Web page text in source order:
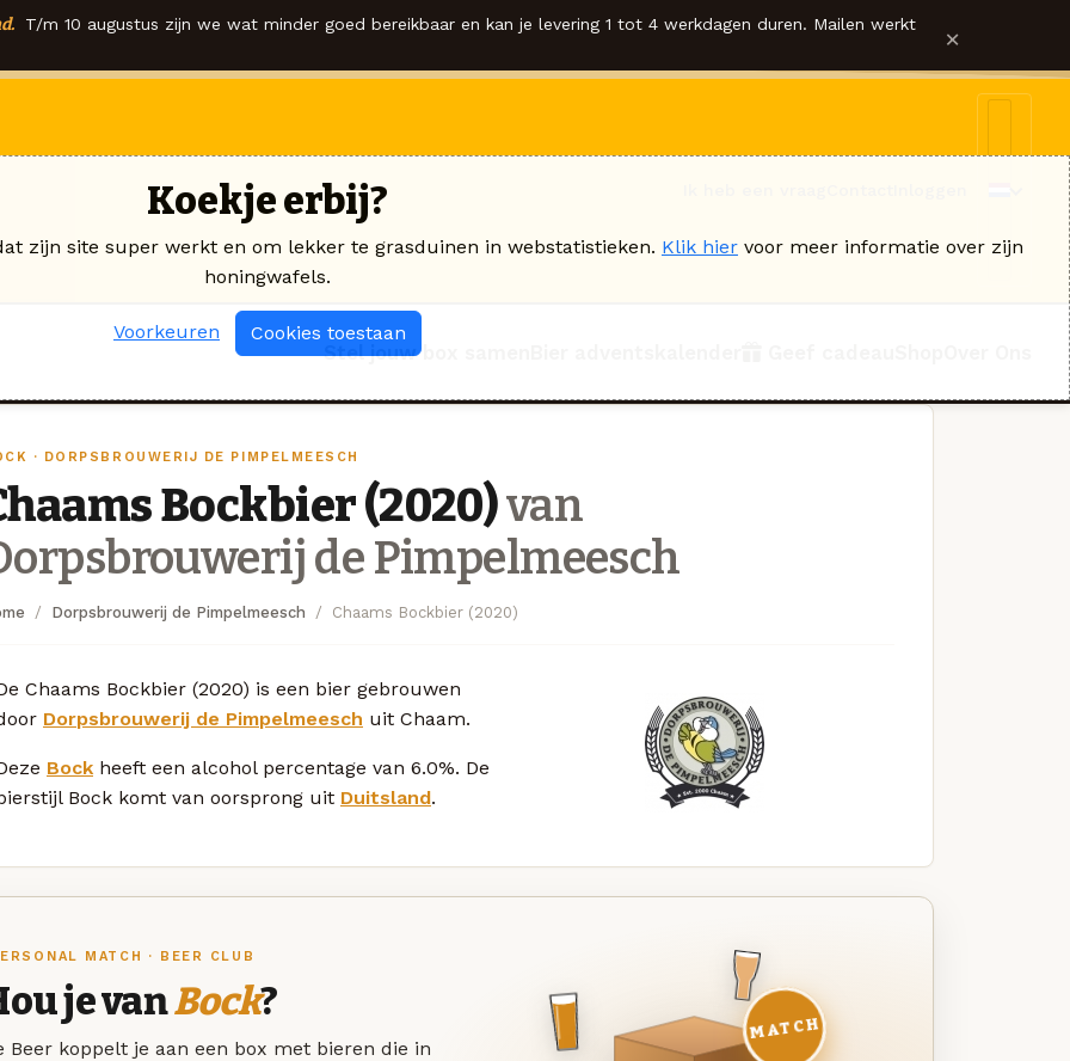
T/m 10 augustus zijn we wat minder goed bereikbaar en kan je levering 1 tot 4 werkdagen duren. Mailen werkt ×
Stel jouw box samen
· DORPSBROUWERIJ DE PIMPELMEESCH
Bockbier (2020)van
de Pimpelmeesch
Dorpsbrouwerij de Pimpelmeesch Chaams Bockbier (2020)
Chaams Bockbier (2020) is een bier gebrouwen
Dorpsbrouwerij de Pimpelmeesch uit Chaam.
Bock heeft een alcohol percentage van 6.0%. De
Bock komt van oorsprong uit Duitsland.
MATCH · BEER CLUB
je vanBock?
Beer koppelt je aan een box met bieren die in
MATCH
Koekje erbij?
zijn site super werkt en om lekker te grasduinen in webstatistieken. Klik hier voor meer informatie over zijn
honingwafels.
Voorkeuren Cookies toestaan